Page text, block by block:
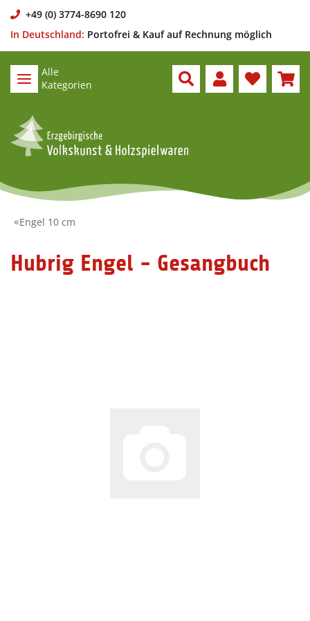
+49 (0) 3774-8690 120
In Deutschland: Portofrei & Kauf auf Rechnung möglich
Alle
Kategorien
Engel 10 cm
Hubrig Engel - Gesangbuch